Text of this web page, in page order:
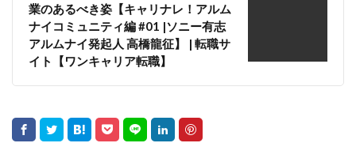
業のあるべき姿【キャリナレ！アルム
ナイコミュニティ編 #01 |ソニー有志
アルムナイ発起人 高橋龍征】 | 転職サ
イト【ワンキャリア転職】